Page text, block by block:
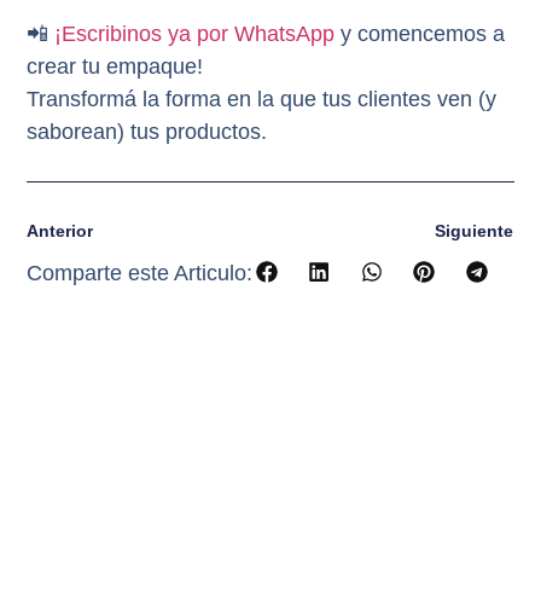
📲 ¡Escribinos ya por WhatsApp y comencemos a
crear tu empaque!
Transformá la forma en la que tus clientes ven (y
saborean) tus productos.
Anterior Siguiente
Comparte este Articulo: